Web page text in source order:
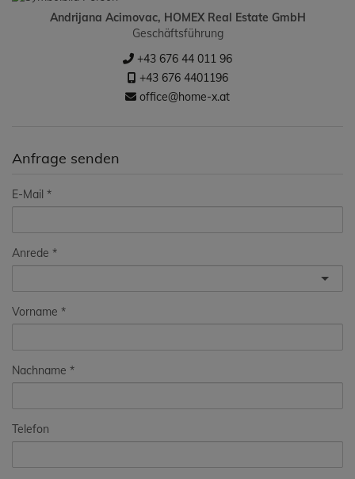
Andrijana Acimovac, HOMEX Real Estate GmbH
Geschäftsführung
+43 676 44 011 96
+43 676 4401196
office@home-x.at
Anfrage senden
E-Mail
Anrede
Vorname
Nachname
Telefon